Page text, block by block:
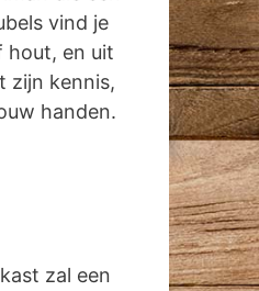
vind je
hout, en uit
zijn kennis,
handen.
zal een